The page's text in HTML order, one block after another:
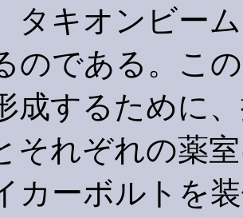
タキオンビー
のである。こ
成するために
それぞれの薬
カーボルトを